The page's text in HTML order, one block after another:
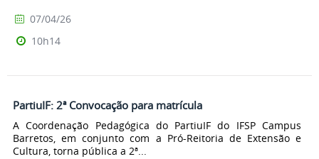
07/04/26
10h14
PartiuIF: 2ª Convocação para matrícula
A Coordenação Pedagógica do PartiuIF do IFSP Campus
Barretos, em conjunto com a Pró-Reitoria de Extensão e
Cultura, torna pública a 2ª...